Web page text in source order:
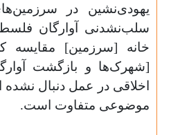
یهودی‌نشین در
سلب‌نشدنی آوارگان
خانه [سرزمین] مقایسه
[شهرک‌ها و بازگشت
اخلاقی در عمل دنبال
موضوعی متفاوت است.